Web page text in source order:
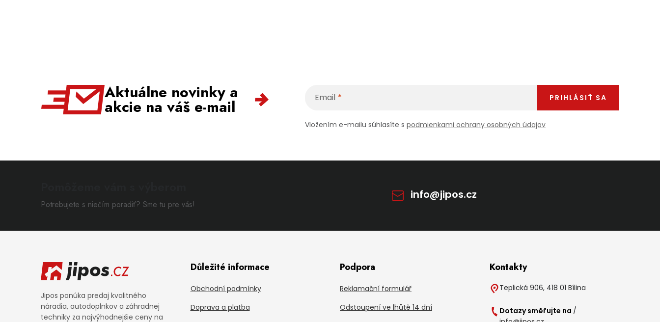
Aktuálne novinky a
akcie na váš e-mail Email
Vložením e-mailu súhlasíte s podmienkami ochrany osobných údajov
PRIHLÁSIŤ SA
Potrebujete s niečím poradiť? Sme tu pre vás!
info@jipos.cz
Jipos ponúka predaj kvalitného
náradia, autodoplnkov a záhradnej
techniky za najvýhodnejšie ceny na
Důležité informace
Obchodní podmínky
Doprava a platba
Podpora
Reklamační formulář
Odstoupení ve lhůtě 14 dní
Kontakty
Teplická 906, 418 01 Bílina
Dotazy směřujte na /